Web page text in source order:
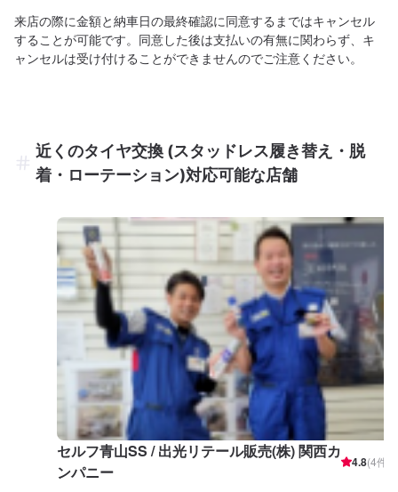
来店の際に金額と納車日の最終確認に同意するまではキャンセル
することが可能です。同意した後は支払いの有無に関わらず、キ
ャンセルは受け付けることができませんのでご注意ください。
近くのタイヤ交換 (スタッドレス履き替え・脱
着・ローテーション)対応可能な店舗
セルフ青山SS / 出光リテール販売(株) 関西カ
ンパニー
4.8(4件)